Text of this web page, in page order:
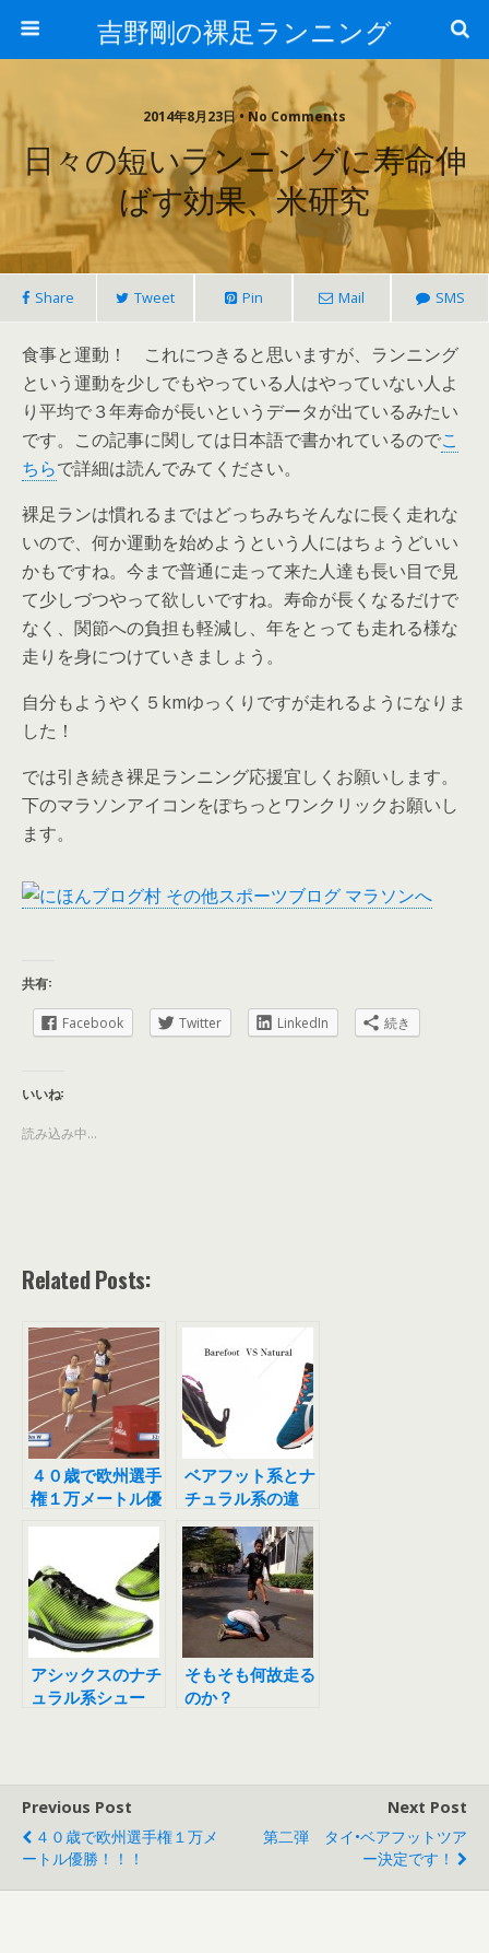
吉野剛の裸足ランニング
2014年8月23日 • No Comments
日々の短いランニングに寿命伸
ばす効果、米研究
Share Tweet Pin Mail SMS
食事と運動！ これにつきると思いますが、ランニング
という運動を少しでもやっている人はやっていない人よ
り平均で３年寿命が長いというデータが出ているみたい
です。この記事に関しては日本語で書かれているのでこ
ちらで詳細は読んでみてください。
裸足ランは慣れるまではどっちみちそんなに長く走れな
いので、何か運動を始めようという人にはちょうどいい
かもですね。今まで普通に走って来た人達も長い目で見
て少しづつやって欲しいですね。寿命が長くなるだけで
なく、関節への負担も軽減し、年をとっても走れる様な
走りを身につけていきましょう。
自分もようやく５kmゆっくりですが走れるようになりま
した！
では引き続き裸足ランニング応援宜しくお願いします。
下のマラソンアイコンをぽちっとワンクリックお願いし
ます。
共有:
Facebook Twitter LinkedIn 続き
いいね:
読み込み中...
Related Posts:
４０歳で欧州選手
権１万メートル優
勝！！！
ベアフット系とナ
チュラル系の違
い？？？
アシックスのナチ
ュラル系シュー
そもそも何故走る
のか？
Previous Post
４０歳で欧州選手権１万メ
ートル優勝！！！
Next Post
第二弾 タイ•ベアフットツア
ー決定です！